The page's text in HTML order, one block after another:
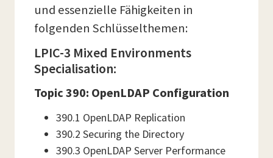
und essenzielle Fähigkeiten in
folgenden Schlüsselthemen:
LPIC-3 Mixed Environments
Specialisation:
Topic 390: OpenLDAP Configuration
390.1 OpenLDAP Replication
390.2 Securing the Directory
390.3 OpenLDAP Server Performance